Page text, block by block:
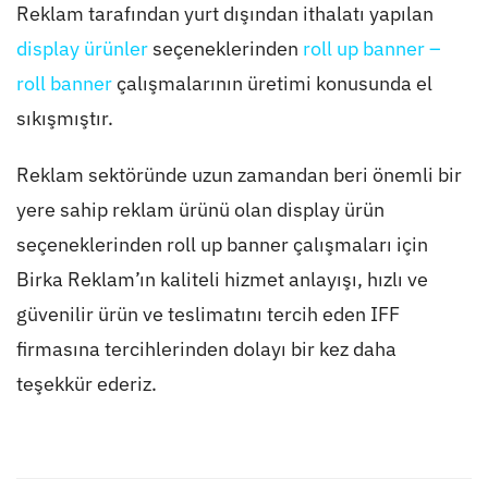
Reklam tarafından yurt dışından ithalatı yapılan
display ürünlerseçeneklerinden roll up banner –
roll bannerçalışmalarının üretimi konusunda el
sıkışmıştır.
Reklam sektöründe uzun zamandan beri önemli bir
yere sahip reklam ürünü olan display ürün
seçeneklerinden roll up banner çalışmaları için
Birka Reklam’ın kaliteli hizmet anlayışı, hızlı ve
güvenilir ürün ve teslimatını tercih eden IFF
firmasına tercihlerinden dolayı bir kez daha
teşekkür ederiz.